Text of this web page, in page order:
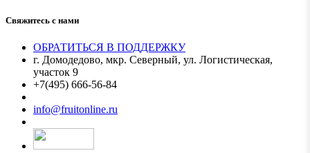
Свяжитесь с нами
ОБРАТИТЬСЯ В ПОДДЕРЖКУ
г. Домодедово, мкр. Северный, ул. Логистическая,
участок 9
+7(495) 666-56-84
info@fruitonline.ru